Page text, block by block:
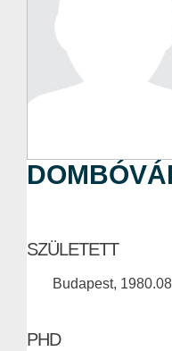
SZÜLETETT
Budapest,
PHD